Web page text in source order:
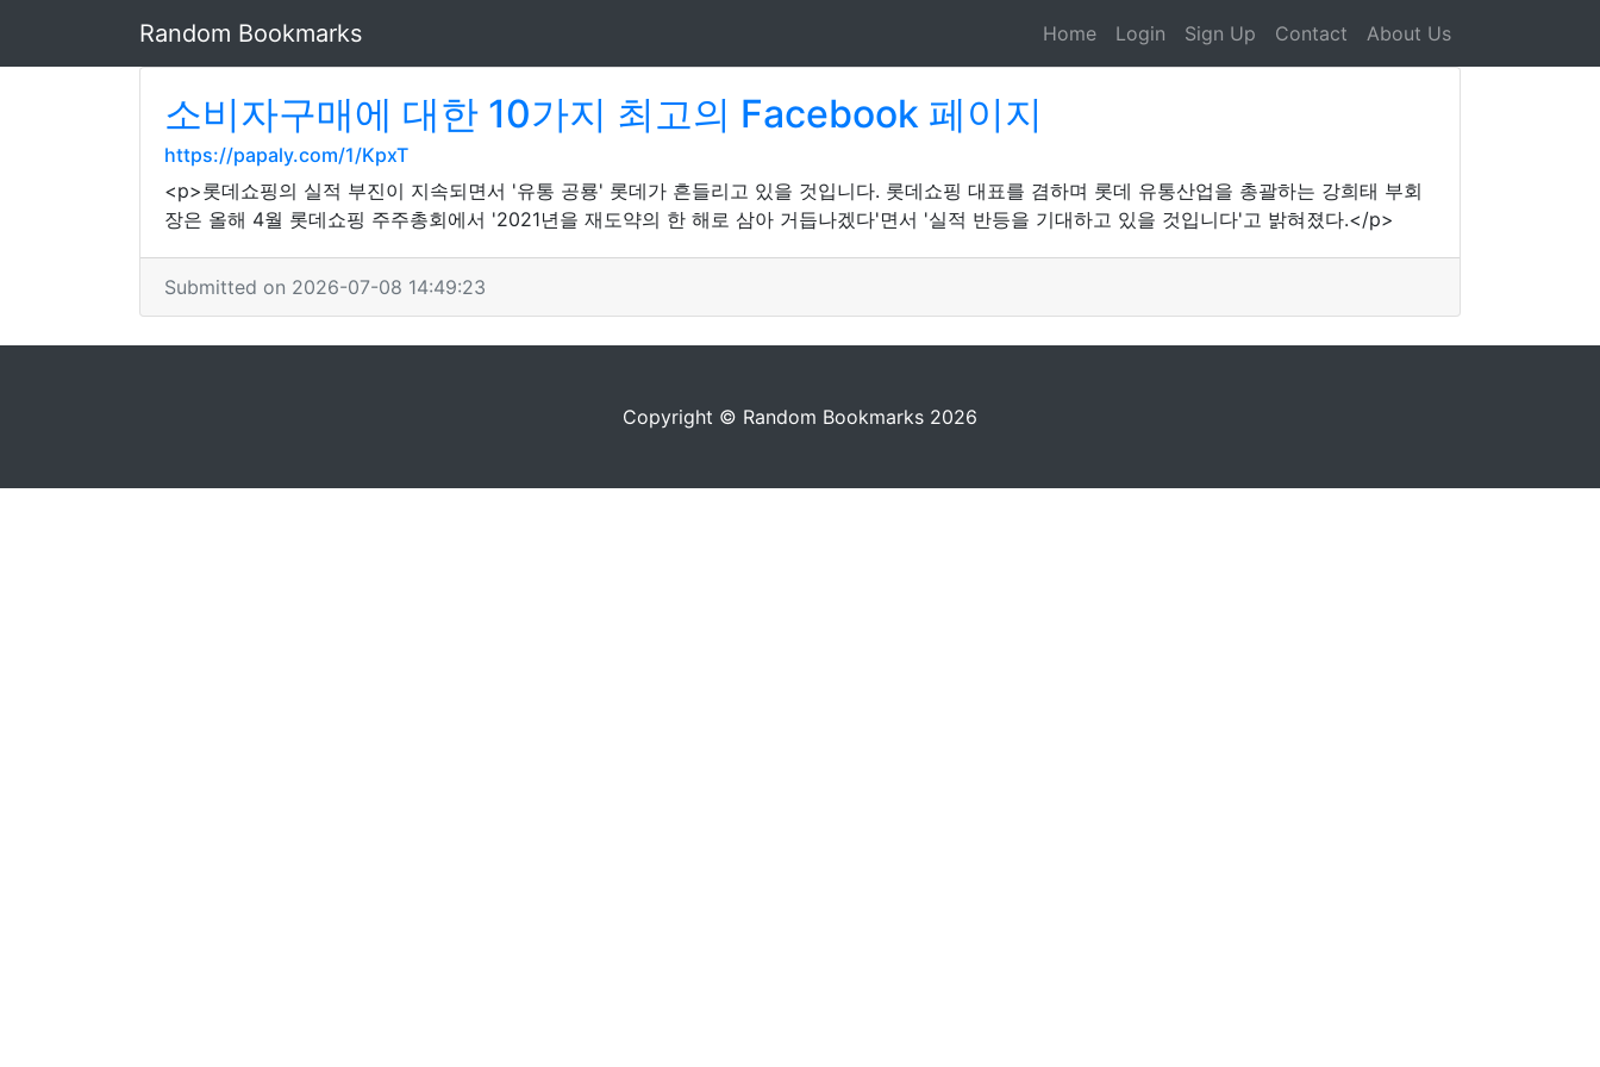
Random Bookmarks Home Login Sign Up Contact About Us
소비자구매에 대한 10가지 최고의 Facebook 페이지
https://papaly.com/1/KpxT
<p>롯데쇼핑의 실적 부진이 지속되면서 '유통 공룡' 롯데가 흔들리고 있을 것입니다. 롯데쇼핑 대표를 겸하며 롯데 유통산업을 총괄하는 강희태 부회
장은 올해 4월 롯데쇼핑 주주총회에서 '2021년을 재도약의 한 해로 삼아 거듭나겠다'면서 '실적 반등을 기대하고 있을 것입니다'고 밝혀졌다.</p>
Submitted on 2026-07-08 14:49:23
Copyright © Random Bookmarks 2026